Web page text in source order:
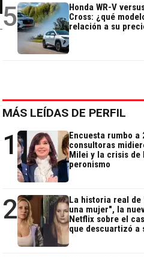
5
Honda WR-V
Cross: ¿qué
relación a su
MÁS LEÍDAS DE PERFIL
1
Encuesta rumbo a
consultoras
Milei y la crisis de
peronismo
2
La historia real de
una mujer", la
Netflix sobre el
que descuartizó a